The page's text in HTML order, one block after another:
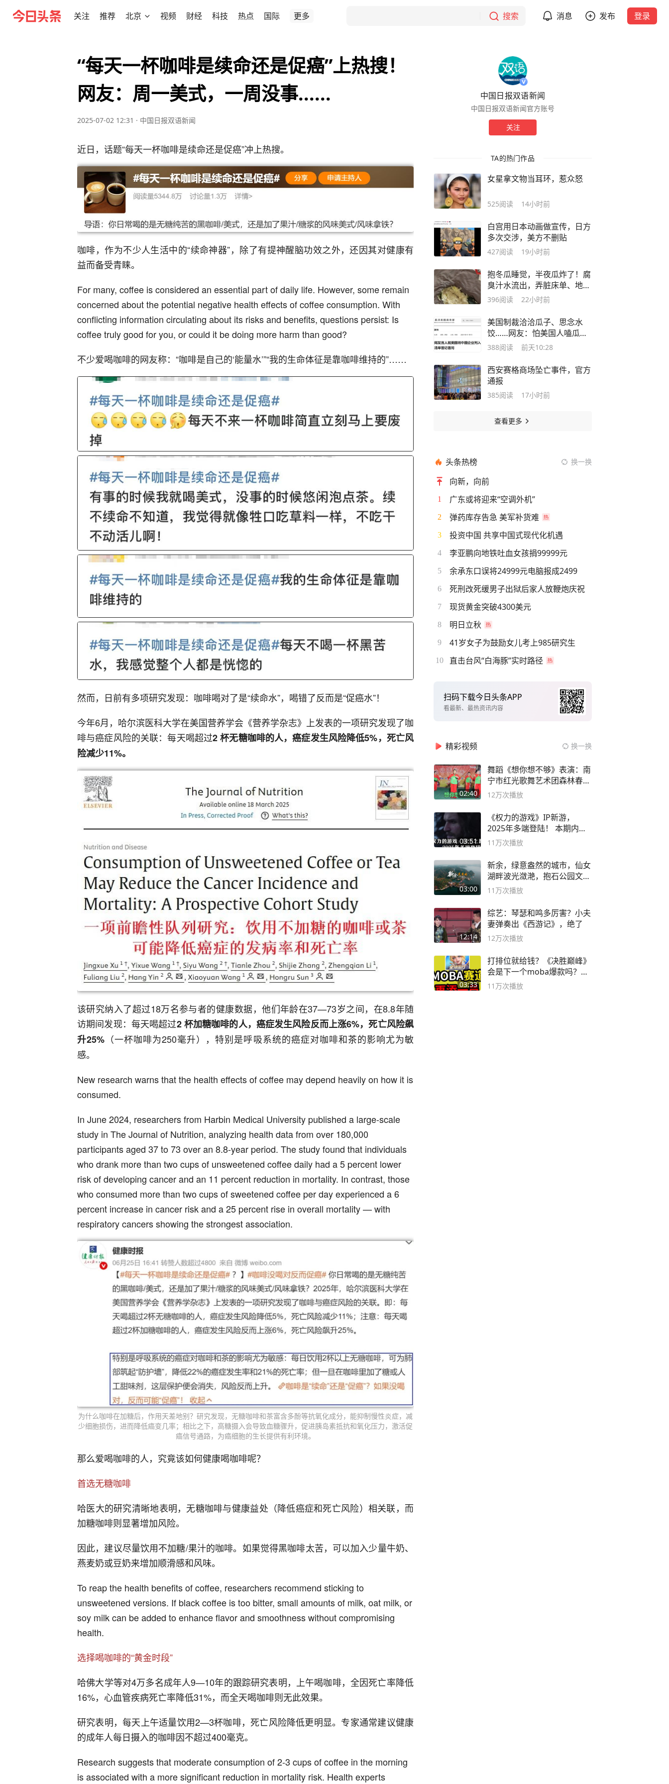
关注 推荐 北京 视频 财经 科技 热点 国际 更多 搜索 消息 发布 登录
“每天一杯咖啡是续命还是促癌”上热搜！
网友：周一美式，一周没事......
2025-07-02 12:31 · 中国日报双语新闻
近日，话题“每天一杯咖啡是续命还是促癌”冲上热搜。
咖啡，作为不少人生活中的“续命神器”，除了有提神醒脑功效之外，还因其对健康有
益而备受青睐。
For many, coffee is considered an essential part of daily life. However, some remain
concerned about the potential negative health effects of coffee consumption. With
conflicting information circulating about its risks and benefits, questions persist: Is
coffee truly good for you, or could it be doing more harm than good?
不少爱喝咖啡的网友称：“咖啡是自己的‘能量水’”“我的生命体征是靠咖啡维持的”……
然而，日前有多项研究发现：咖啡喝对了是“续命水”，喝错了反而是“促癌水”！
今年6月，哈尔滨医科大学在美国营养学会《营养学杂志》上发表的一项研究发现了咖
啡与癌症风险的关联：每天喝超过2 杯无糖咖啡的人，癌症发生风险降低5%，死亡风
险减少11%。
该研究纳入了超过18万名参与者的健康数据，他们年龄在37—73岁之间，在8.8年随
访期间发现：每天喝超过2 杯加糖咖啡的人，癌症发生风险反而上涨6%，死亡风险飙
升25% （一杯咖啡为250毫升），特别是呼吸系统的癌症对咖啡和茶的影响尤为敏
感。
New research warns that the health effects of coffee may depend heavily on how it is
consumed.
In June 2024, researchers from Harbin Medical University published a large-scale
study in The Journal of Nutrition, analyzing health data from over 180,000
participants aged 37 to 73 over an 8.8-year period. The study found that individuals
who drank more than two cups of unsweetened coffee daily had a 5 percent lower
risk of developing cancer and an 11 percent reduction in mortality. In contrast, those
who consumed more than two cups of sweetened coffee per day experienced a 6
percent increase in cancer risk and a 25 percent rise in overall mortality — with
respiratory cancers showing the strongest association.
为什么咖啡在加糖后，作用天差地别？研究发现，无糖咖啡和茶富含多酚等抗氧化成分，能抑制慢性炎症，减
少细胞损伤，进而降低癌变几率；相比之下，高糖摄入会导致血糖骤升，促进胰岛素抵抗和氧化压力，激活促
癌信号通路，为癌细胞的生长提供有利环境。
那么爱喝咖啡的人，究竟该如何健康喝咖啡呢？
首选无糖咖啡
哈医大的研究清晰地表明，无糖咖啡与健康益处（降低癌症和死亡风险）相关联，而
加糖咖啡则显著增加风险。
因此，建议尽量饮用不加糖/果汁的咖啡。如果觉得黑咖啡太苦，可以加入少量牛奶、
燕麦奶或豆奶来增加顺滑感和风味。
To reap the health benefits of coffee, researchers recommend sticking to
unsweetened versions. If black coffee is too bitter, small amounts of milk, oat milk, or
soy milk can be added to enhance flavor and smoothness without compromising
health.
选择喝咖啡的“黄金时段”
哈佛大学等对4万多名成年人9—10年的跟踪研究表明，上午喝咖啡，全因死亡率降低
16%，心血管疾病死亡率降低31%，而全天喝咖啡则无此效果。
研究表明，每天上午适量饮用2—3杯咖啡，死亡风险降低更明显。专家通常建议健康
的成年人每日摄入的咖啡因不超过400毫克。
Research suggests that moderate consumption of 2-3 cups of coffee in the morning
is associated with a more significant reduction in mortality risk. Health experts
中国日报双语新闻
中国日报双语新闻官方账号
关注
TA的热门作品
女星拿文物当耳环，惹众怒
525阅读 14小时前
白宫用日本动画做宣传，日方
多次交涉，美方不删贴
427阅读 19小时前
抱冬瓜睡觉，半夜瓜炸了！腐
臭汁水流出，弄脏床单、地
面，专家提醒……
396阅读 22小时前
美国制裁洽洽瓜子、思念水
饺……网友：怕美国人嗑瓜子
上火？
388阅读 前天10:28
西安赛格商场坠亡事件，官方
通报
385阅读 17小时前
查看更多
头条热榜 换一换
向新，向前
1 广东或将迎来“空调外机”
2 弹药库存告急 美军补货难
3 投资中国 共享中国式现代化机遇
4 李亚鹏向地铁吐血女孩捐99999元
5 余承东口误将24999元电脑报成2499
6 死刑改死缓男子出狱后家人放鞭炮庆祝
7 现货黄金突破4300美元
8 明日立秋
9 41岁女子为鼓励女儿考上985研究生
10 直击台风“白海豚”实时路径
扫码下载今日头条APP
看最新、最热资讯内容
精彩视频 换一换
02:40
舞蹈《想你想不够》表演：南
宁市红光歌舞艺术团森林春红
舞蹈队。
12万次播放
03:51
《权力的游戏》IP新游，
2025年多端登陆！ 本期内容
概要
11万次播放
03:00
新余，绿意盎然的城市，仙女
湖畔波光潋滟，抱石公园文化
深邃……
11万次播放
12:14
综艺：琴瑟和鸣多厉害？小夫
妻弹奏出《西游记》，绝了
12万次播放
03:33
打排位就给钱？《决胜巅峰》
会是下一个moba爆款吗？#
决胜巅峰
11万次播放